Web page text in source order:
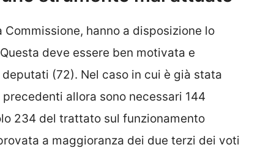
hanno a disposizione lo
deve essere ben motivata e
(72). Nel caso in cui è già stata
allora sono necessari 144
234 del trattato sul funzionamento
a maggioranza dei due terzi dei voti